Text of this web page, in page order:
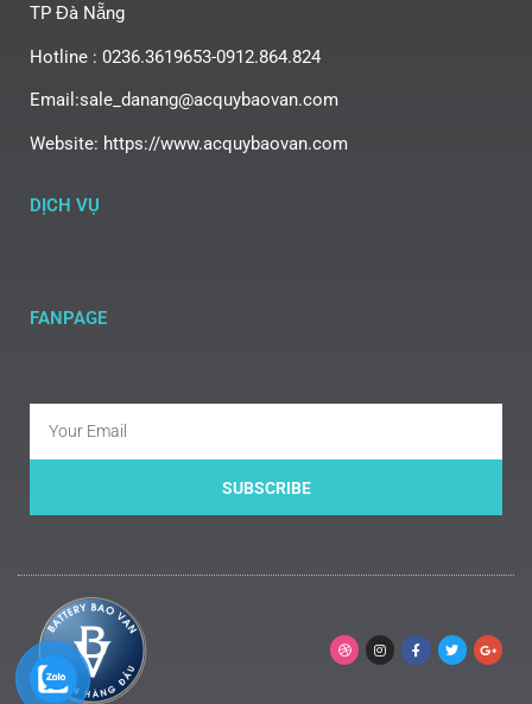
TP Đà Nẵng
Hotline : 0236.3619653-0912.864.824
Email:sale_danang@acquybaovan.com
Website: https://www.acquybaovan.com
DỊCH VỤ
FANPAGE
SUBSCRIBE